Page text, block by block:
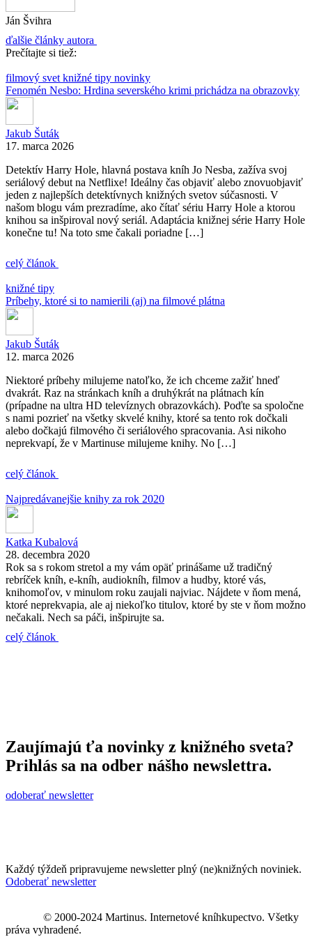
Ján Švihra
ďalšie články autora
Prečítajte si tiež:
filmový svet knižné tipy novinky
Fenomén Nesbo: Hrdina severského krimi prichádza na obrazovky
Jakub Šuták
17. marca 2026
Detektív Harry Hole, hlavná postava kníh Jo Nesba, zažíva svoj
seriálový debut na Netflixe! Ideálny čas objaviť alebo znovuobjaviť
jeden z najlepších detektívnych knižných svetov súčasnosti. V
našom blogu vám prezradíme, ako čítať sériu Harry Hole a ktorou
knihou sa inšpiroval nový seriál. Adaptácia knižnej série Harry Hole
konečne tu! Na toto sme čakali poriadne […]
celý článok
knižné tipy
Príbehy, ktoré si to namierili (aj) na filmové plátna
Jakub Šuták
12. marca 2026
Niektoré príbehy milujeme natoľko, že ich chceme zažiť hneď
dvakrát. Raz na stránkach kníh a druhýkrát na plátnach kín
(prípadne na ultra HD televíznych obrazovkách). Poďte sa spoločne
s nami pozrieť na všetky skvelé knihy, ktoré sa tento rok dočkali
alebo dočkajú filmového či seriálového spracovania. Asi nikoho
neprekvapí, že v Martinuse milujeme knihy. No […]
celý článok
Najpredávanejšie knihy za rok 2020
Katka Kubalová
28. decembra 2020
Rok sa s rokom stretol a my vám opäť prinášame už tradičný
rebríček kníh, e-kníh, audiokníh, filmov a hudby, ktoré vás,
knihomoľov, v minulom roku zaujali najviac. Nájdete v ňom mená,
ktoré neprekvapia, ale aj niekoľko titulov, ktoré by ste v ňom možno
nečakali. Nech sa páči, inšpirujte sa.
celý článok
Zaujímajú ťa novinky z knižného sveta?
Prihlás sa na odber nášho newslettra.
odoberať newsletter
Každý týždeň pripravujeme newsletter plný (ne)knižných noviniek.
Odoberať newsletter
© 2000-2024 Martinus. Internetové kníhkupectvo. Všetky
práva vyhradené.